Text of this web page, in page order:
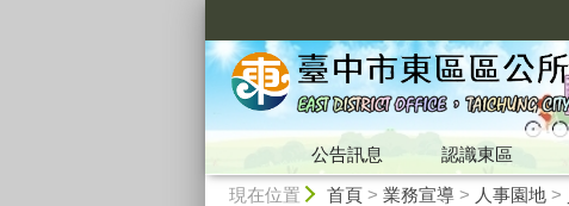
公告訊息 認識東區
現在位置 首頁> 業務宣導> 人事園地>